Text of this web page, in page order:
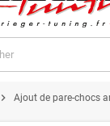
chevron_right Ajout de pare-chocs